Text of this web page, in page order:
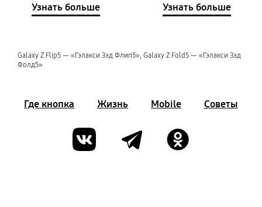
Узнать больше Узнать больше
Galaxy Z Flip5 — «Гэлакси Зэд Флип5», Galaxy Z Fold5 — «Гэлакси Зэд
Фолд5»
Где кнопка Жизнь Mobile Советы